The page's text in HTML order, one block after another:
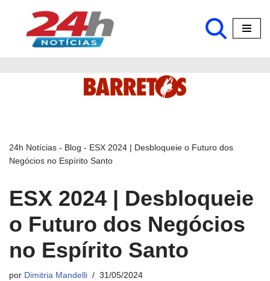
Pular
24h Notícias - Blog - ESX 2024 | Desbloqueie o Futuro dos
Negócios no Espírito Santo
ESX 2024 | Desbloqueie
o Futuro dos Negócios
no Espírito Santo
por Dimitria Mandelli 31/05/2024